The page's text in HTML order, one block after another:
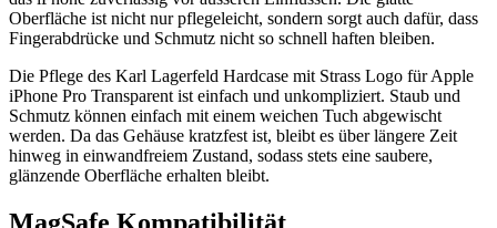
Oberfläche ist nicht nur pflegeleicht, sondern sorgt auch dafür, dass
Fingerabdrücke und Schmutz nicht so schnell haften bleiben.
Die Pflege des Karl Lagerfeld Hardcase mit Strass Logo für Apple
iPhone Pro Transparent ist einfach und unkompliziert. Staub und
Schmutz können einfach mit einem weichen Tuch abgewischt
werden. Da das Gehäuse kratzfest ist, bleibt es über längere Zeit
hinweg in einwandfreiem Zustand, sodass stets eine saubere,
glänzende Oberfläche erhalten bleibt.